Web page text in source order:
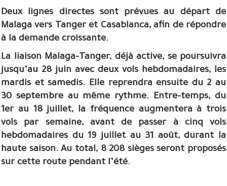
Deux lignes directes sont prévues au départ de
Malaga vers Tanger et Casablanca, afin de répondre
à la demande croissante.
La liaison Malaga–Tanger, déjà active, se poursuivra
jusqu’au 28 juin avec deux vols hebdomadaires, les
mardis et samedis. Elle reprendra ensuite du 2 au
30 septembre au même rythme. Entre-temps, du
1er au 18 juillet, la fréquence augmentera à trois
vols par semaine, avant de passer à cinq vols
hebdomadaires du 19 juillet au 31 août, durant la
haute saison. Au total, 8 208 sièges seront proposés
sur cette route pendant l’été.